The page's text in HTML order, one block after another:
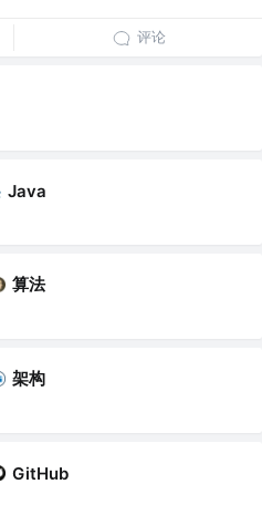
评论
Java
算法
架构
GitHub